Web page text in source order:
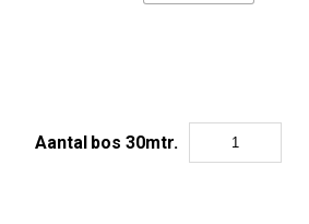
Aantal bos 30mtr.